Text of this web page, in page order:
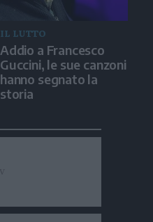
IL LUTTO
Addio a Francesco
Guccini, le sue canzoni
hanno segnato la
storia